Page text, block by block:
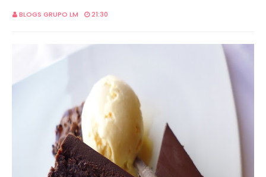
BLOGS GRUPO LM 21:30